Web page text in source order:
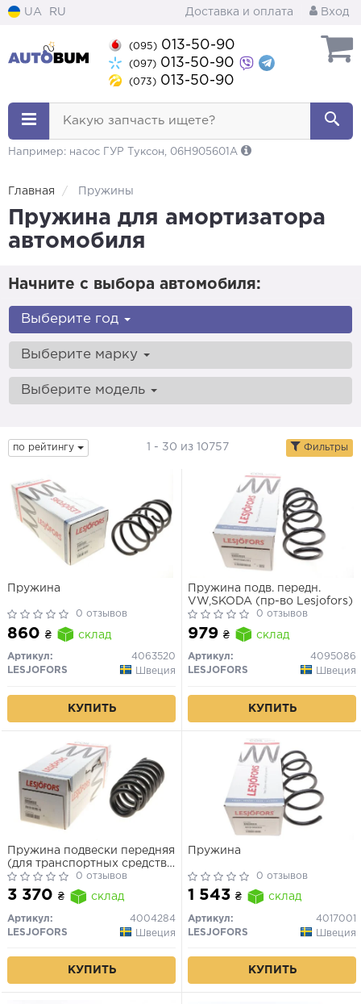
UA RU Доставка и оплата Вход
(095) 013-50-90
(097) 013-50-90
(073) 013-50-90
Какую запчасть ищете?
Например: насос ГУР Туксон, 06H905601A
Главная Пружины
Пружина для амортизатора
автомобиля
Начните с выбора автомобиля:
Выберите год
Выберите марку
Выберите модель
по рейтингу 1 - 30 из 10757 Фильтры
Пружина
0 отзывов
860 ₴ склад
Артикул:
4063520
LESJOFORS
Швеция
КУПИТЬ
Пружина подв. передн.
VW,SKODA (пр-во Lesjofors)
0 отзывов
979 ₴ склад
Артикул:
4095086
LESJOFORS
Швеция
КУПИТЬ
Пружина подвески передняя
(для транспортных средств
без спортивной подвески)
AUDI Q7 3.0D 03.06-08.15
0 отзывов
3 370 ₴ склад
Артикул:
4004284
LESJOFORS
Швеция
КУПИТЬ
Пружина
0 отзывов
1 543 ₴ склад
Артикул:
4017001
LESJOFORS
Швеция
КУПИТЬ